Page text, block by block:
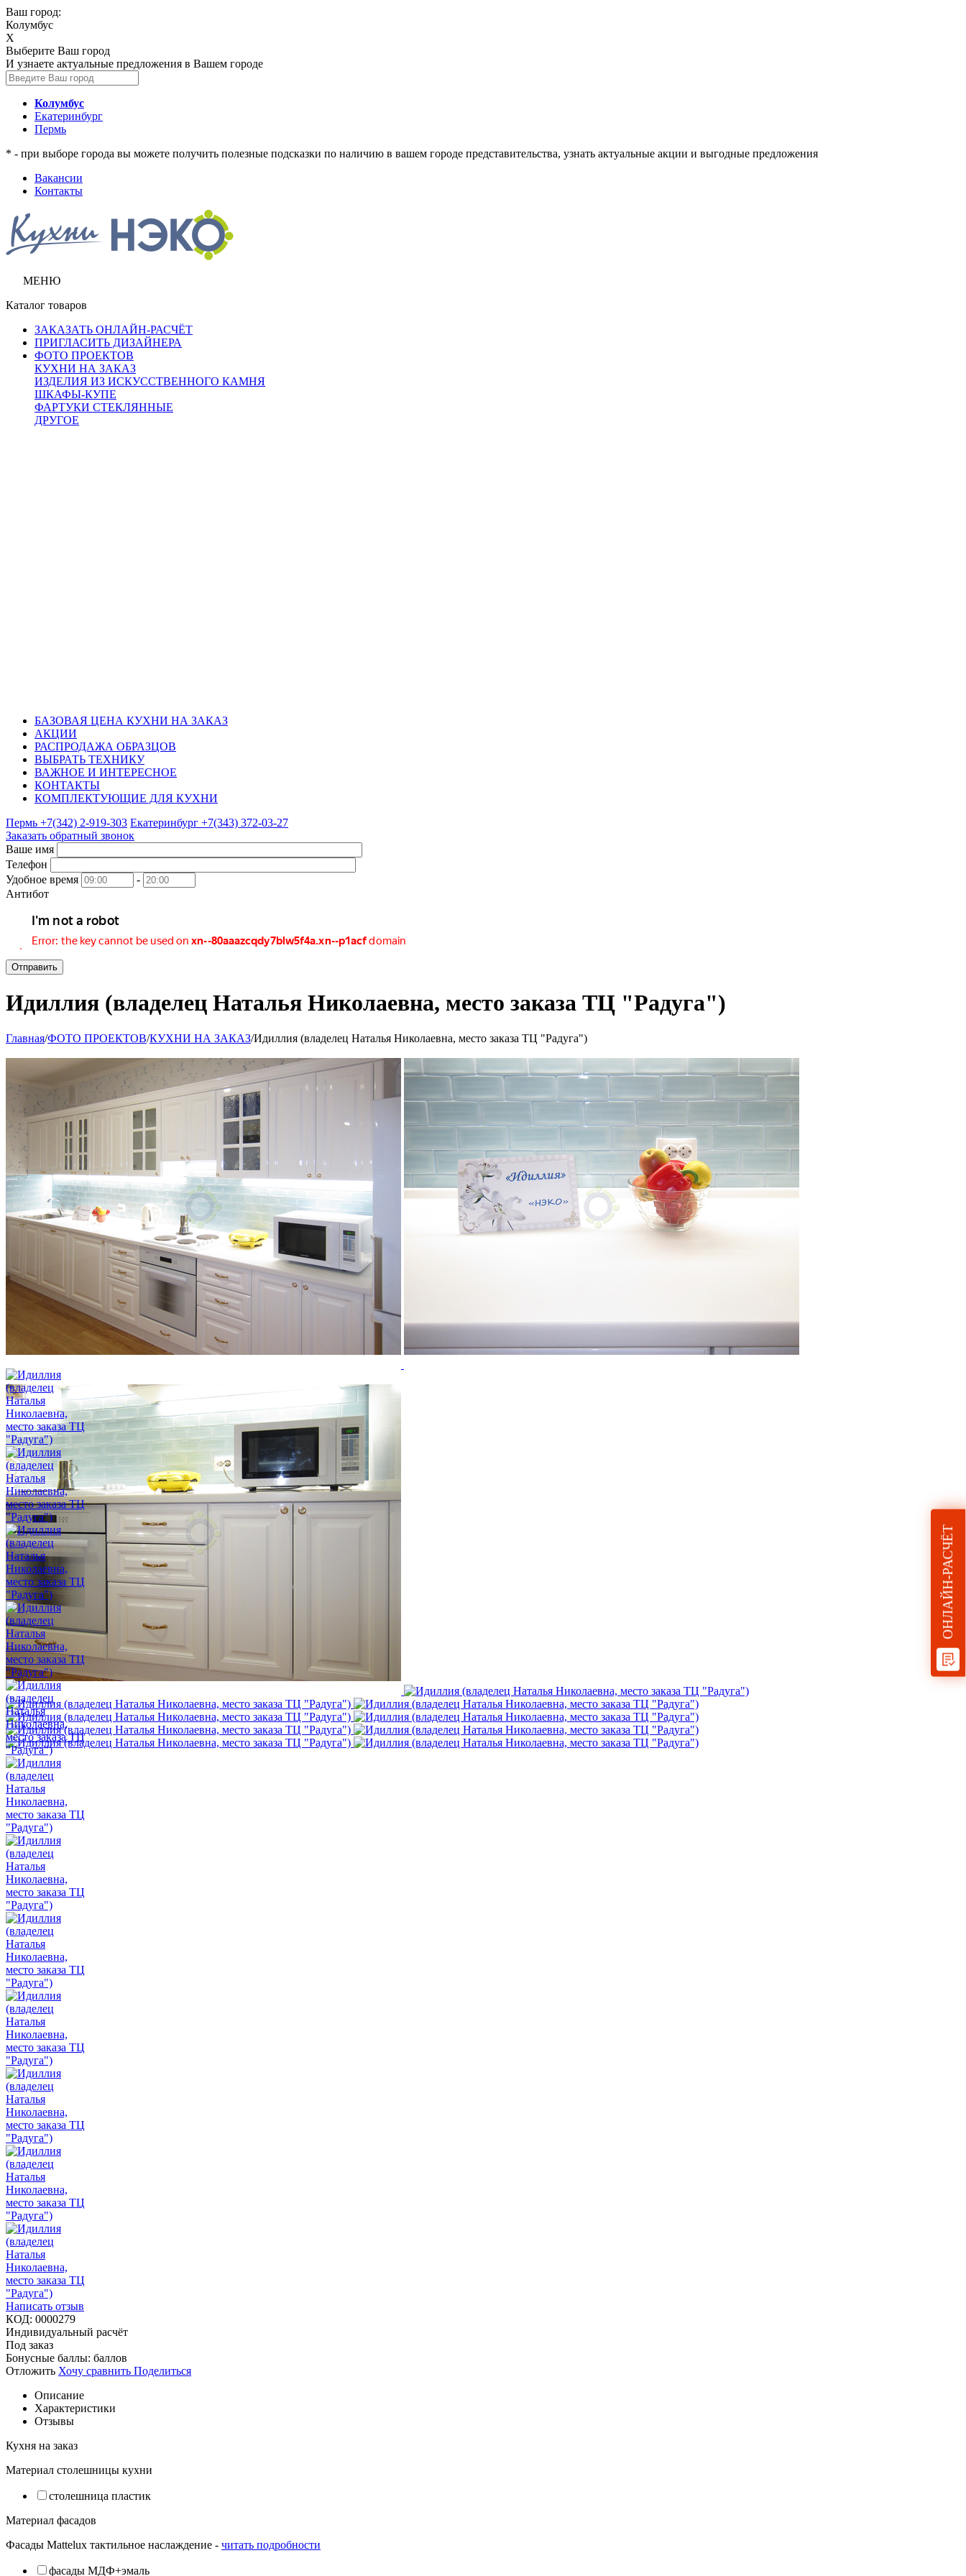
Ваш город:
Колумбус
X
Выберите Ваш город
И узнаете актуальные предложения в Вашем городе
Колумбус
Екатеринбург
Пермь
* - при выборе города вы можете получить полезные подсказки по наличию в вашем городе представительства, узнать актуальные акции и выгодные предложения
Вакансии
Контакты
МЕНЮ
Каталог товаров
ЗАКАЗАТЬ ОНЛАЙН-РАСЧЁТ
ПРИГЛАСИТЬ ДИЗАЙНЕРА
ФОТО ПРОЕКТОВ
КУХНИ НА ЗАКАЗ
ИЗДЕЛИЯ ИЗ ИСКУССТВЕННОГО КАМНЯ
ШКАФЫ-КУПЕ
ФАРТУКИ СТЕКЛЯННЫЕ
ДРУГОЕ
БАЗОВАЯ ЦЕНА КУХНИ НА ЗАКАЗ
АКЦИИ
РАСПРОДАЖА ОБРАЗЦОВ
ВЫБРАТЬ ТЕХНИКУ
ВАЖНОЕ И ИНТЕРЕСНОЕ
КОНТАКТЫ
КОМПЛЕКТУЮЩИЕ ДЛЯ КУХНИ
Пермь +7(342) 2-919-303 Екатеринбург +7(343) 372-03-27
Заказать обратный звонок
Ваше имя
Телефон
Удобное время
-
Антибот
Отправить
Идиллия (владелец Наталья Николаевна, место заказа ТЦ "Радуга")
Главная/ФОТО ПРОЕКТОВ/КУХНИ НА ЗАКАЗ/Идиллия (владелец Наталья Николаевна, место заказа ТЦ "Радуга")
Написать отзыв
КОД: 0000279
Индивидуальный расчёт
Под заказ
Бонусные баллы: баллов
Отложить Хочу сравнить Поделиться
Описание
Характеристики
Отзывы
Кухня на заказ
Материал столешницы кухни
столешница пластик
Материал фасадов
Фасады Mattelux тактильное наслаждение - читать подробности
фасады МДФ+эмаль
ОНЛАЙН-РАСЧЁТ